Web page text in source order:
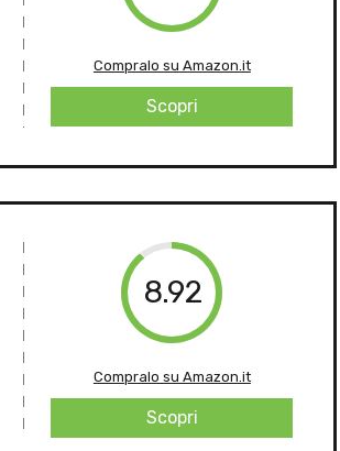
Compralo su Amazon.it
Scopri
8.92
Compralo su Amazon.it
Scopri